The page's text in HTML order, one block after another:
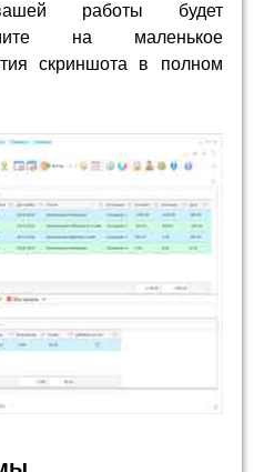
вашей работы будет
на маленькое
скриншота в полном